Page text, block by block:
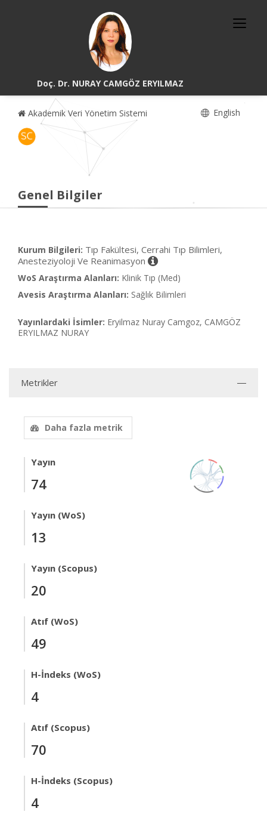
Doç. Dr. NURAY CAMGÖZ ERYILMAZ
Akademik Veri Yönetim Sistemi English
Genel Bilgiler
Kurum Bilgileri: Tıp Fakültesi, Cerrahi Tıp Bilimleri,
Anesteziyoloji Ve Reanimasyon
WoS Araştırma Alanları: Klinik Tıp (Med)
Avesis Araştırma Alanları: Sağlık Bilimleri
Yayınlardaki İsimler: Eryilmaz Nuray Camgoz, CAMGÖZ
ERYILMAZ NURAY
Metrikler
Daha fazla metrik
Yayın
74
Yayın (WoS)
13
Yayın (Scopus)
20
Atıf (WoS)
49
H-İndeks (WoS)
4
Atıf (Scopus)
70
H-İndeks (Scopus)
4